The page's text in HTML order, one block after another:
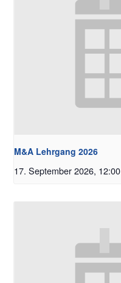
M&A Lehrgang 2026
17. September 2026, 12:00